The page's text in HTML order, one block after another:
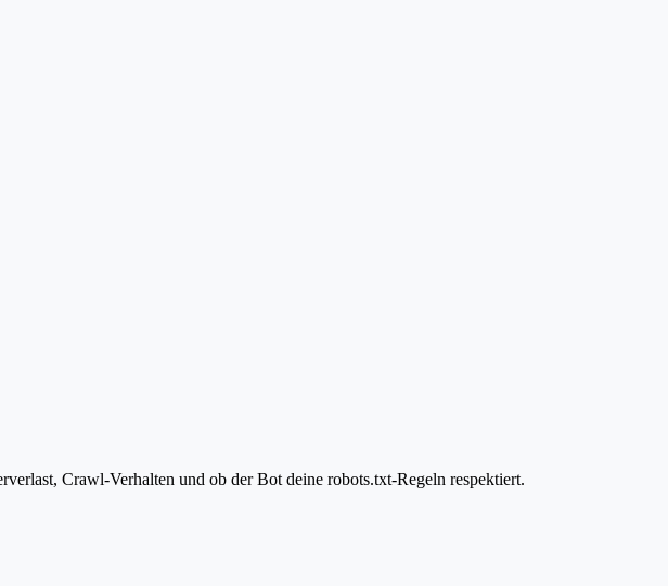
Crawl-Verhalten und ob der Bot deine robots.txt-Regeln respektiert.